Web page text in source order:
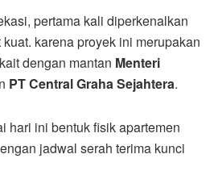
pertama kali diperkenalkan
karena proyek ini merupakan
dengan mantan Menteri
PT Central Graha Sejahtera.
hari ini bentuk fisik apartemen
jadwal serah terima kunci